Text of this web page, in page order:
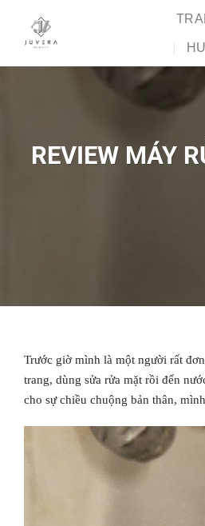
dung
REVIEW MÁY
Trước giờ mình là một người rất
trang, dùng sửa rửa mặt rồi đến
cho sự chiều chuộng bản thân,